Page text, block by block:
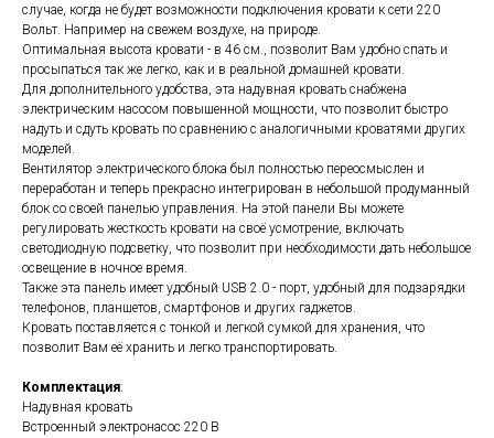
случае, когда не будет возможности подключения кровати к сети 220
Вольт. Например на свежем воздухе, на природе.
Оптимальная высота кровати - в 46 см., позволит Вам удобно спать и
просыпаться так же легко, как и в реальной домашней кровати.
Для дополнительного удобства, эта надувная кровать снабжена
электрическим насосом повышенной мощности, что позволит быстро
надуть и сдуть кровать по сравнению с аналогичными кроватями других
моделей.
Вентилятор электрического блока был полностью переосмыслен и
переработан и теперь прекрасно интегрирован в небольшой продуманный
блок со своей панелью управления. На этой панели Вы можете
регулировать жесткость кровати на своё усмотрение, включать
светодиодную подсветку, что позволит при необходимости дать небольшое
освещение в ночное время.
Также эта панель имеет удобный USB 2.0 - порт, удобный для подзарядки
телефонов, планшетов, смартфонов и других гаджетов.
Кровать поставляется с тонкой и легкой сумкой для хранения, что
позволит Вам её хранить и легко транспортировать.
Комплектация:
Надувная кровать
Встроенный электронасос 220 В